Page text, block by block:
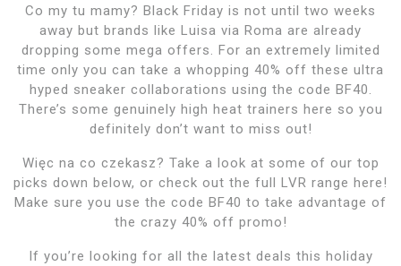
Co my tu mamy? Black Friday is not until two weeks
away but brands like Luisa via Roma are already
dropping some mega offers. For an extremely limited
time only you can take a whopping 40% off these ultra
hyped sneaker collaborations using the code BF40.
There’s some genuinely high heat trainers here so you
definitely don’t want to miss out!
Więc na co czekasz? Take a look at some of our top
picks down below, or check out the full LVR range here!
Make sure you use the code BF40 to take advantage of
the crazy 40% off promo!
If you’re looking for all the latest deals this holiday